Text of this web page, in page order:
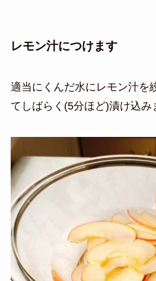
レモン汁につけます
適当にくんだ水にレモン汁を
てしばらく(5分ほど)漬け込み